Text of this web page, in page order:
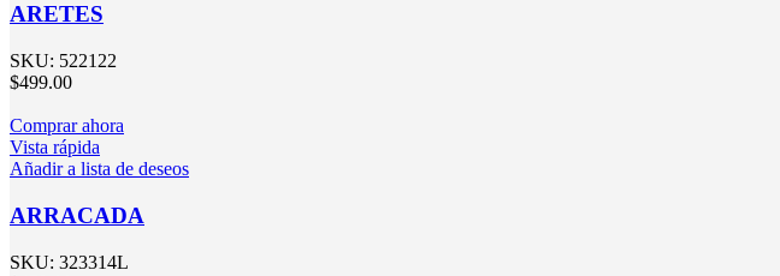
ARETES
SKU: 522122
$499.00
Comprar ahora
Vista rápida
Añadir a lista de deseos
ARRACADA
SKU: 323314L